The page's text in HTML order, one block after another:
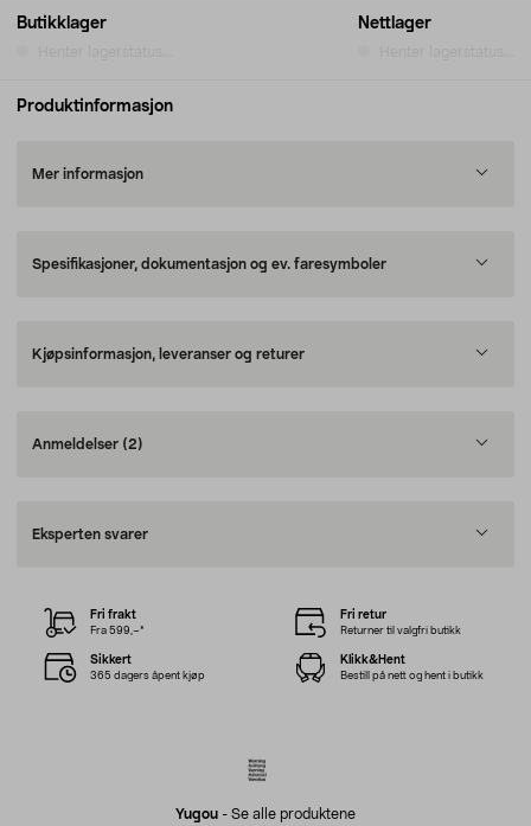
Butikklager Nettlager
Produktinformasjon
Mer informasjon
Spesifikasjoner, dokumentasjon og ev. faresymboler
Kjøpsinformasjon, leveranser og returer
Anmeldelser (2)
Eksperten svarer
Yugou - Se alle produktene
Fri frakt
Fra 599,–*
Fri retur
Returner til valgfri butikk
Sikkert
365 dagers åpent kjøp
Klikk&Hent
Bestill på nett og hent i butikk